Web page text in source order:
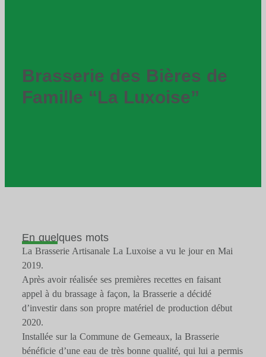
Brasserie des Bières de
Famille “La Luxoise”
En quelques mots
La Brasserie Artisanale La Luxoise a vu le jour en Mai
2019.
Après avoir réalisée ses premières recettes en faisant
appel à du brassage à façon, la Brasserie a décidé
d’investir dans son propre matériel de production début
2020.
Installée sur la Commune de Gemeaux, la Brasserie
bénéficie d’une eau de très bonne qualité, qui lui a permis